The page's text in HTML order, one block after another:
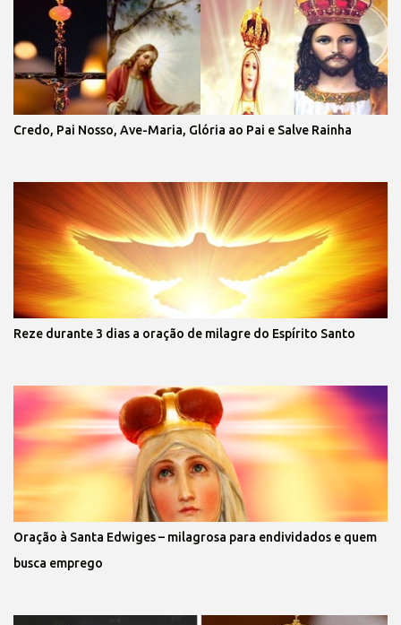
Credo, Pai Nosso, Ave-Maria, Glória ao Pai e Salve Rainha
Reze durante 3 dias a oração de milagre do Espírito Santo
Oração à Santa Edwiges – milagrosa para endividados e quem
busca emprego